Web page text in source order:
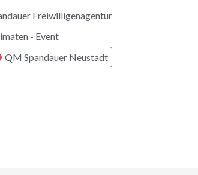
Freiwilligenagentur
- Event
QM Spandauer Neustadt